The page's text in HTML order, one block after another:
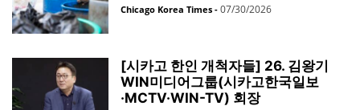
Chicago Korea Times - 07/30/2026
[시카고 한인 개척자들] 26. 김왕기
WIN미디어그룹(시카고한국일보
·MCTV·WIN-TV) 회장